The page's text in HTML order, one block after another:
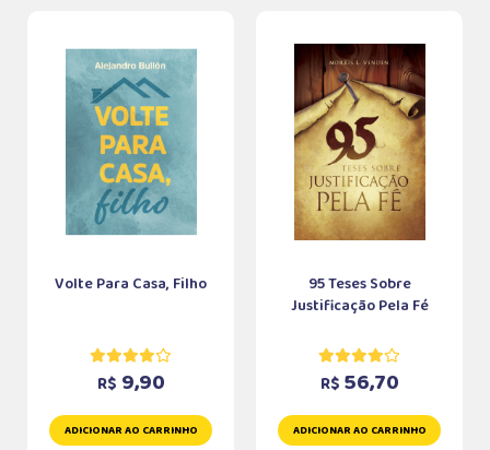
Volte Para Casa, Filho
R$ 9,90
ADICIONAR AO CARRINHO
95 Teses Sobre
Justificação Pela Fé
R$ 56,70
ADICIONAR AO CARRINHO